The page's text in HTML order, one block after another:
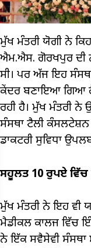
ਮੁੱਖ ਮੰਤਰੀ ਯੋਗੀ ਨੇ
ਐਮ.ਐਸ. ਗੋਰਖਪੁਰ ਦੀ
ਸੀ। ਪਰ ਅੱਜ ਇਹ
ਕੇਂਦਰ ਬਣਾਇਆ ਗਿਆ
ਰਹੀ ਹੈ। ਮੁੱਖ ਮੰਤਰੀ
ਸੰਸਥਾ ਟੈਲੀ
ਡਾਕਟਰੀ ਸੁਵਿਧਾ
ਸਹੂਲਤ 10 ਰੁਪਏ
ਮੁੱਖ ਮੰਤਰੀ ਨੇ ਇਹ ਵੀ
ਮੈਡੀਕਲ ਕਾਲਜ ਵਿੱਚ
ਨੇ ਇੱਕ ਸਵੈਸੇਵੀ ਸੰਸਥਾ